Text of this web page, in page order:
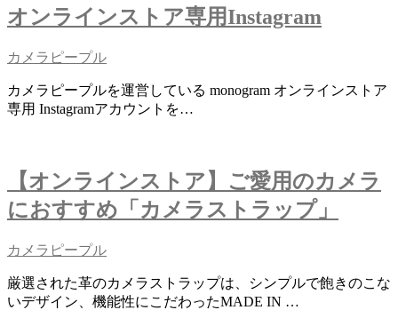
オンラインストア専用Instagram
カメラピープル
カメラピープルを運営している monogram オンラインストア
専用 Instagramアカウントを…
【オンラインストア】ご愛用のカメラ
におすすめ「カメラストラップ」
カメラピープル
厳選された革のカメラストラップは、シンプルで飽きのこな
いデザイン、機能性にこだわったMADE IN …